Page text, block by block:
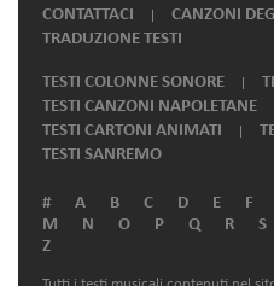
CONTATTACI
CANZONI
TRADUZIONE TESTI
TESTI COLONNE SONORE
TESTI CANZONI NAPOLETANE
TESTI CARTONI ANIMATI
TESTI SANREMO
# A B C D E F
M
N O P Q R S
Z